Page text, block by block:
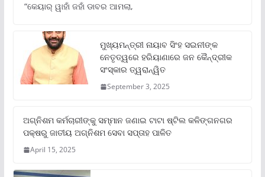
“କେୟାର୍ ୱାହାଁ ଜହାଁ ଡାବର ଆମଲା,
ମୁଖ୍ୟମନ୍ତ୍ରୀ ନାୟାବ ସିଂହ ସଇନୀଙ୍କ
ନେତୃତ୍ୱରେ ହରିୟାଣାରେ ଜନ କୈନ୍ଦ୍ରୀକ
ସଂସ୍କାର ତ୍ୱରାନ୍ୱିତ
September 3, 2025
ଅଗ୍ନିଶମ କର୍ମଚାରୀଙ୍କୁ ସମ୍ମାନ ଜଣାଇ ଟାଟା ଷ୍ଟିଲ କଳିଙ୍ଗନଗର
ପକ୍ଷରୁ ଜାତୀୟ ଅଗ୍ନିଶମ ସେବା ସପ୍ତାହ ପାଳିତ
April 15, 2025